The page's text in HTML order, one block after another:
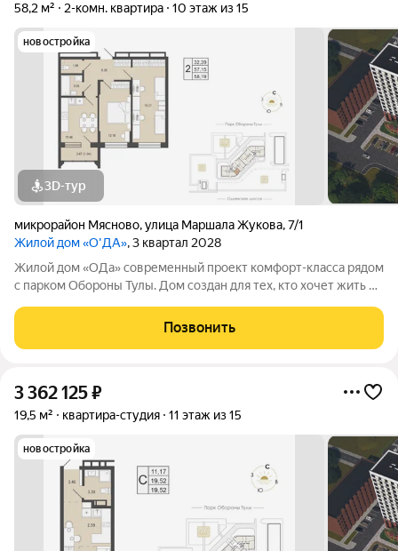
58,2 м² 2-комн. квартира 10 этаж из 15
новостройка
3D-тур
микрорайон Мясново,улица Маршала Жукова,7/1
Жилой дом «О'ДА», 3 квартал 2028
Жилой дом «ОДа» современный проект комфорт-класса рядом
с парком Обороны Тулы. Дом создан для тех, кто хочет жить в
преимущество Дом
Позвонить
3 362 125₽
19,5 м² квартира-студия 11 этаж из 15
новостройка